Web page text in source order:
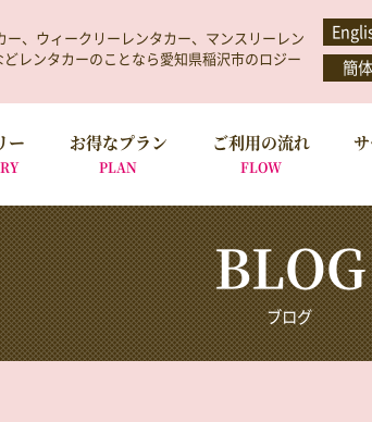
ー、ウィークリーレンタカー、マンスリーレン
レンタカーのことなら愛知県稲沢市のロジー
簡体
ー お得なプラン
PLAN
ご利用の流れ
FLOW
BLOG
ブログ